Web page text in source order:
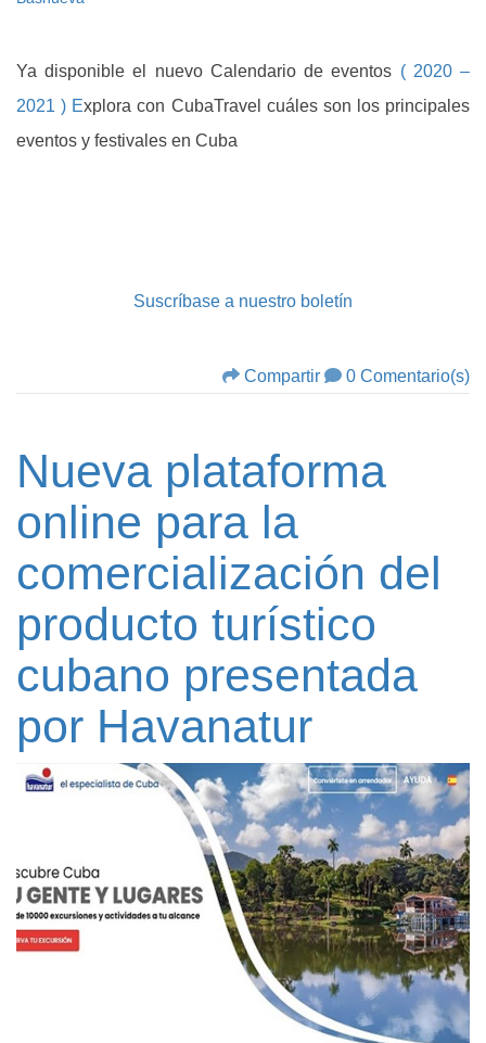
Ya disponible el nuevo Calendario de eventos ( 2020 –
2021 ) Explora con CubaTravel cuáles son los principales
eventos y festivales en Cuba
Suscríbase a nuestro boletín
Compartir 0 Comentario(s)
Nueva plataforma
online para la
comercialización del
producto turístico
cubano presentada
por Havanatur